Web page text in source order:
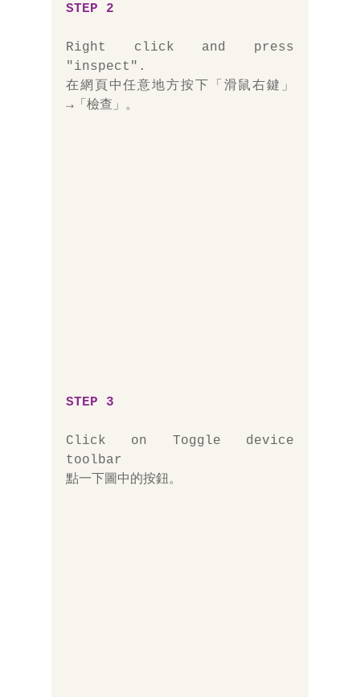
STEP 2
Right click and press
"inspect".
在網頁中任意地方按下「滑鼠右鍵」
→「檢查」。
STEP 3
Click on Toggle device
toolbar
點一下圖中的按鈕。